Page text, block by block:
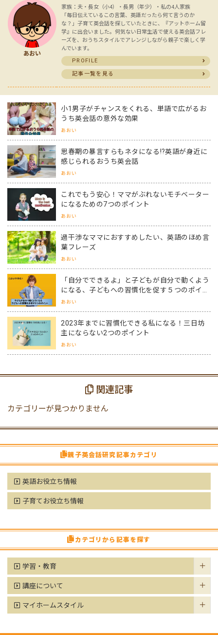
あおい
家族：夫・長女（小4）・長男（年少）・私の4人家族
「毎日伝えているこの言葉、英語だったら何て言うのか
な？」子育て英会話を探していたときに、『アットホーム留
学』に出会いました。何気ない日常生活で使える英会話フレ
ーズを、おうちスタイルでアレンジしながら親子で楽しく学
んでいます。
PROFILE
記事一覧を見る
小1男子がチャンスをくれる、単語で広がるお
うち英会話の意外な効果
あおい
思春期の暴言すらもネタになる⁉英語が身近に
感じられるおうち英会話
あおい
これでもう安心！ママがぶれないモチベーター
になるための7つのポイント
あおい
過干渉なママにおすすめしたい、英語のほめ言
葉フレーズ
あおい
「自分でできるよ」と子どもが自分で動くよう
になる、子どもへの習慣化を促す５つのポイン
ト
あおい
2023年までに習慣化できる私になる！三日坊
主にならない2つのポイント
あおい
関連記事
カテゴリーが見つかりません
親子英会話研究記事カテゴリ
英語お役立ち情報
子育てお役立ち情報
カテゴリから記事を探す
学習・教育
講座について
マイホームスタイル